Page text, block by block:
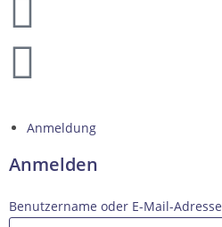
Anmeldung
Anmelden
Benutzername oder E-Mail-Adresse